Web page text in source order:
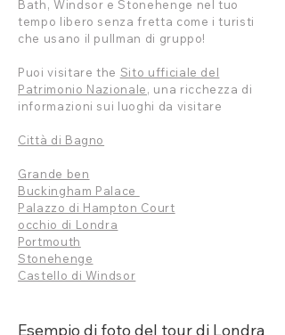
Bath, Windsor e Stonehenge nel tuo
tempo libero senza fretta come i turisti
che usano il pullman di gruppo!
Puoi visitare the Sito ufficiale del
Patrimonio Nazionale, una ricchezza di
informazioni sui luoghi da visitare
Città di Bagno
Grande ben
Buckingham Palace
Palazzo di Hampton Court
occhio di Londra
Portmouth
Stonehenge
Castello di Windsor
Esempio di foto del tour di Londra